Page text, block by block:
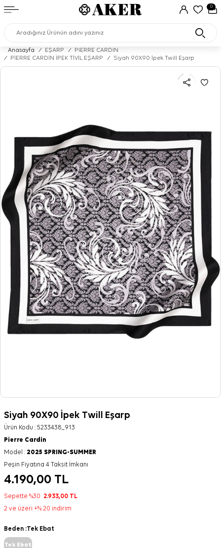
0
Anasayfa / EŞARP /
PIERRE CARDIN
/
PİERRE CARDİN İPEK TİVİL EŞARP / Siyah 90X90 İpek Twill Eşarp
Siyah 90X90 İpek Twill Eşarp
Ürün Kodu : 5233438_913
Pierre Cardin
Model : 2025 SPRING-SUMMER
Peşin Fiyatına 4 Taksit İmkanı
4.190,00 TL
Sepette %30 2.933,00 TL
2 ve üzeri +% 20 indirim
Beden :Tek Ebat
Tek Ebat